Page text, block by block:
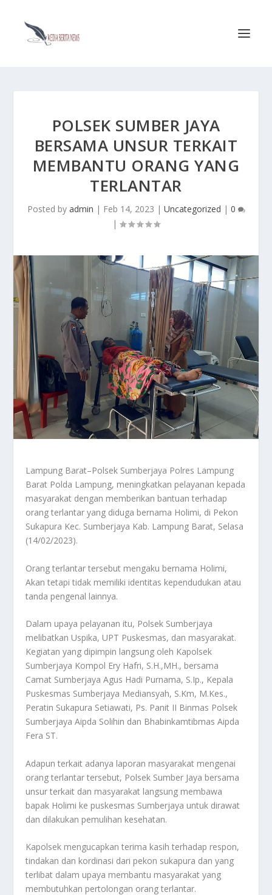
POLSEK SUMBER JAYA
BERSAMA UNSUR TERKAIT
MEMBANTU ORANG YANG
TERLANTAR
Posted by admin | Feb 14, 2023 | Uncategorized | 0
|
Lampung Barat–Polsek Sumberjaya Polres Lampung
Barat Polda Lampung, meningkatkan pelayanan kepada
masyarakat dengan memberikan bantuan terhadap
orang terlantar yang diduga bernama Holimi, di Pekon
Sukapura Kec. Sumberjaya Kab. Lampung Barat, Selasa
(14/02/2023).
Orang terlantar tersebut mengaku bernama Holimi,
Akan tetapi tidak memiliki identitas kependudukan atau
tanda pengenal lainnya.
Dalam upaya pelayanan itu, Polsek Sumberjaya
melibatkan Uspika, UPT Puskesmas, dan masyarakat.
Kegiatan yang dipimpin langsung oleh Kapolsek
Sumberjaya Kompol Ery Hafri, S.H.,MH., bersama
Camat Sumberjaya Agus Hadi Purnama, S.Ip., Kepala
Puskesmas Sumberjaya Mediansyah, S.Km, M.Kes.,
Peratin Sukapura Setiawati, Ps. Panit II Binmas Polsek
Sumberjaya Aipda Solihin dan Bhabinkamtibmas Aipda
Fera ST.
Adapun terkait adanya laporan masyarakat mengenai
orang terlantar tersebut, Polsek Sumber Jaya bersama
unsur terkait dan masyarakat langsung membawa
bapak Holimi ke puskesmas Sumberjaya untuk dirawat
dan dilakukan pemulihan kesehatan.
Kapolsek mengucapkan terima kasih terhadap respon,
tindakan dan kordinasi dari pekon sukapura dan yang
terlibat dalam upaya membantu masyarakat yang
membutuhkan pertolongan orang terlantar.